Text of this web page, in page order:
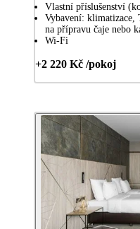
Vlastní příslušenství
Vybavení: klimatizace,
na přípravu čaje nebo
Wi-Fi
+2 220 Kč /pokoj